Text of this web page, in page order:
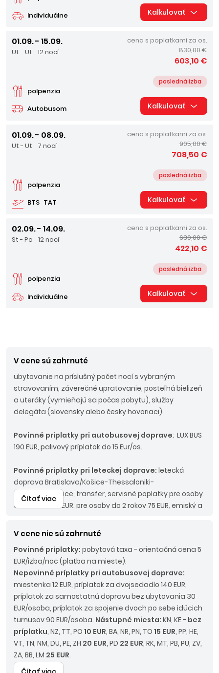
Individuálne Kalkulovať
01.09. - 15.09.
Ut - Ut 12 nocí
Autobusom
polpenzia
posledná izba
cena s poplatkami za os.
830,00 €
603,10 €
Kalkulovať
01.09. - 08.09.
Ut - Ut 7 nocí
BTS TAT
polpenzia
posledná izba
cena s poplatkami za os.
905,00 €
708,50 €
Kalkulovať
02.09. - 14.09.
St - Po 12 nocí
Individuálne
polpenzia
posledná izba
cena s poplatkami za os.
630,00 €
422,10 €
Kalkulovať
V cene sú zahrnuté
ubytovanie na príslušný počet nocí s vybraným
stravovaním, záverečné upratovanie, posteľná bielizeň
a uteráky (vymieňajú sa počas pobytu), služby
delegáta (slovensky alebo česky hovoriaci).
Povinné príplatky pri autobusovej doprave: LUX BUS
190 EUR, palivový príplatok do 15 Eur/os.
Povinné príplatky pri leteckej doprave: letecká
doprava Bratislava/Košice-Thessaloniki-
Bratislava/Košice, transfer, servisné poplatky pre osoby
od 2 rokov 195 EUR, pre osoby do 2 rokov 75 EUR, emiský a
príplatok do 45 Eur/os.
Čítať viac
V cene nie sú zahrnuté
Povinné príplatky: pobytová taxa - orientačná cena 5
EUR/izba/noc (platba na mieste).
Nepovinné príplatky pri autobusovej doprave:
miestenka 12 EUR, príplatok za dvojsedadlo 140 EUR,
príplatok za samostatnú dopravu bez ubytovania 30
EUR/osoba, príplatok za spojenie dvoch po sebe idúcich
turnusov 90 EUR/osoba. Nástupné miesta: KN, KE - bez
príplatku, NZ, TT, PO 10 EUR, BA, NR, PN, TO 15 EUR, PP, HE,
VT, TN, NM, DU, PE, ZH 20 EUR, PD 22 EUR, RK, MT, PB, PU, ZV,
ZA, BB, LM 25 EUR.